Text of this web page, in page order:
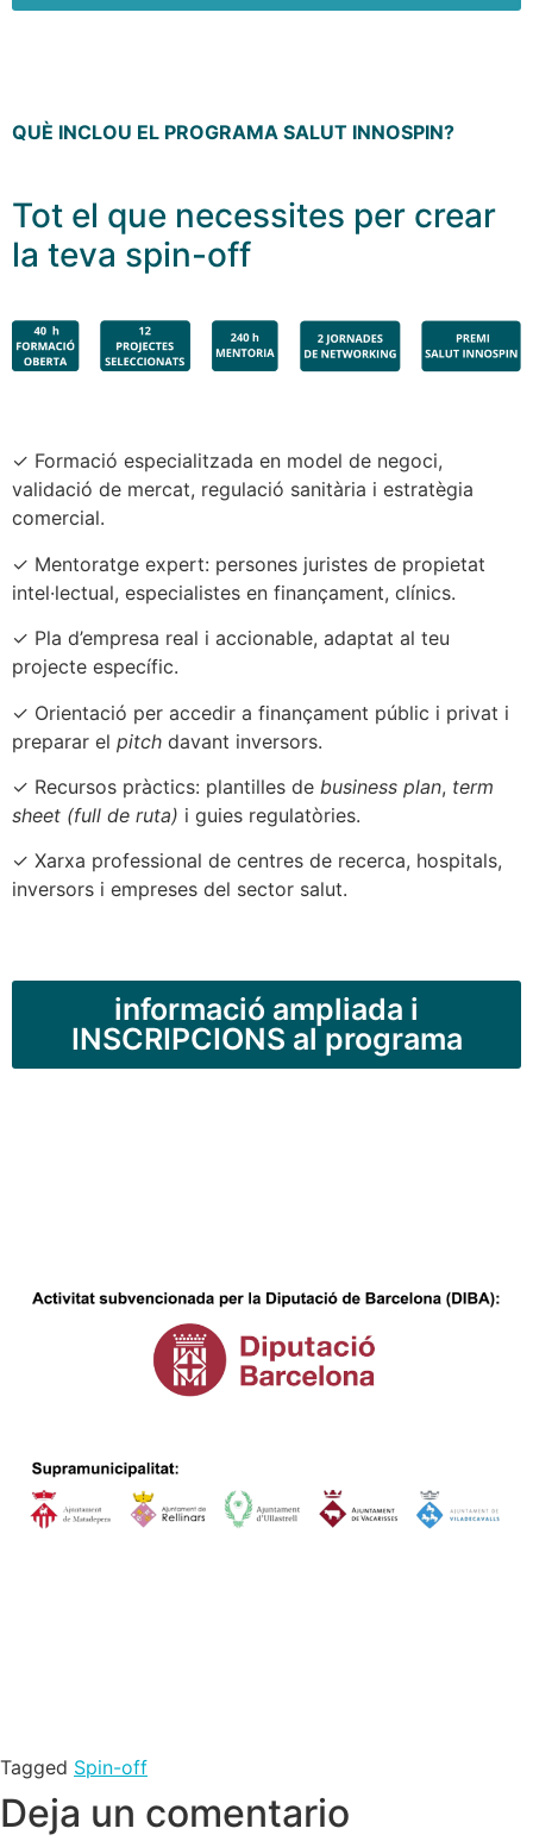
QUÈ INCLOU EL PROGRAMA SALUT INNOSPIN?
Tot el que necessites per crear
la teva spin-off
✓ Formació especialitzada en model de negoci,
validació de mercat, regulació sanitària i estratègia
comercial.
✓ Mentoratge expert: persones juristes de propietat
intel·lectual, especialistes en finançament, clínics.
✓ Pla d’empresa real i accionable, adaptat al teu
projecte específic.
✓ Orientació per accedir a finançament públic i privat i
preparar el pitch davant inversors.
✓ Recursos pràctics: plantilles de business plan, term
sheet (full de ruta) i guies regulatòries.
✓ Xarxa professional de centres de recerca, hospitals,
inversors i empreses del sector salut.
informació ampliada i
INSCRIPCIONS al programa
Tagged Spin-off
Deja un comentario